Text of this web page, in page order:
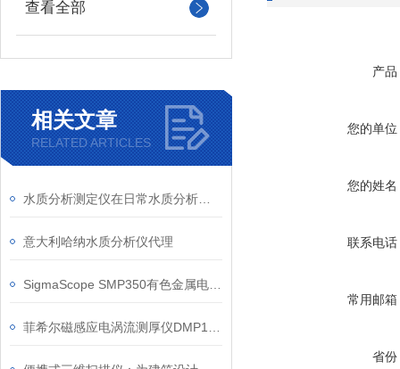
查看全部
相关文章
RELATED ARTICLES
意大利哈纳水质分析仪代理
产品
您的单位
您的姓名
联系电话
常用邮箱
省份